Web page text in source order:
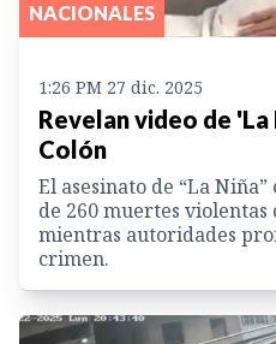
NACIONALES
1:26 PM 27 dic. 2025
Revelan video de 'La
Colón
El asesinato de “La Niña”
de 260 muertes violentas
mientras autoridades
crimen.